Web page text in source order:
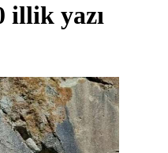
illik yazı